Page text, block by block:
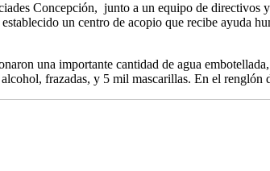
Concepción, junto a un equipo de directivos
un centro de acopio que recibe ayuda
una importante cantidad de agua
frazadas, y 5 mil mascarillas. En el